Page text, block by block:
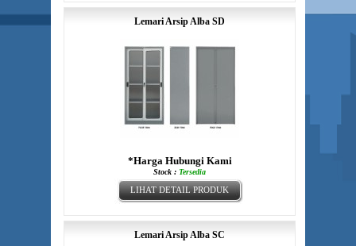
Lemari Arsip Alba SD
*Harga Hubungi Kami
Stock : Tersedia
LIHAT DETAIL PRODUK
Lemari Arsip Alba SC